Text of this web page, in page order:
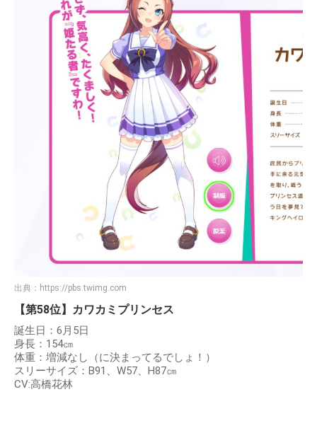
出典： https://pbs.twimg.com
【第58位】カワカミプリンセス
誕生日：6月5日
身長：154㎝
体重：増減なし（に決まってるでしょ！）
スリーサイズ：B91、W57、H87㎝
CV:高橋花林